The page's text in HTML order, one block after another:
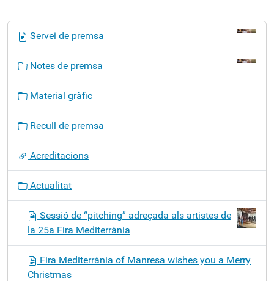
ó
Servei de premsa
Notes de premsa
Material gràfic
Recull de premsa
Acreditacions
Actualitat
Sessió de “pitching” adreçada als artistes de
la 25a Fira Mediterrània
Fira Mediterrània of Manresa wishes you a Merry
Christmas